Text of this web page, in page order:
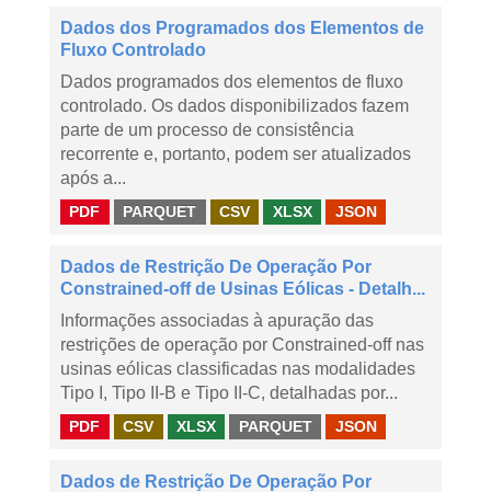
Dados dos Programados dos Elementos de
Fluxo Controlado
Dados programados dos elementos de fluxo
controlado. Os dados disponibilizados fazem
parte de um processo de consistência
recorrente e, portanto, podem ser atualizados
após a...
PDF PARQUET CSV XLSX JSON
Dados de Restrição De Operação Por
Constrained-off de Usinas Eólicas - Detalh...
Informações associadas à apuração das
restrições de operação por Constrained-off nas
usinas eólicas classificadas nas modalidades
Tipo I, Tipo II-B e Tipo II-C, detalhadas por...
PDF CSV XLSX PARQUET JSON
Dados de Restrição De Operação Por